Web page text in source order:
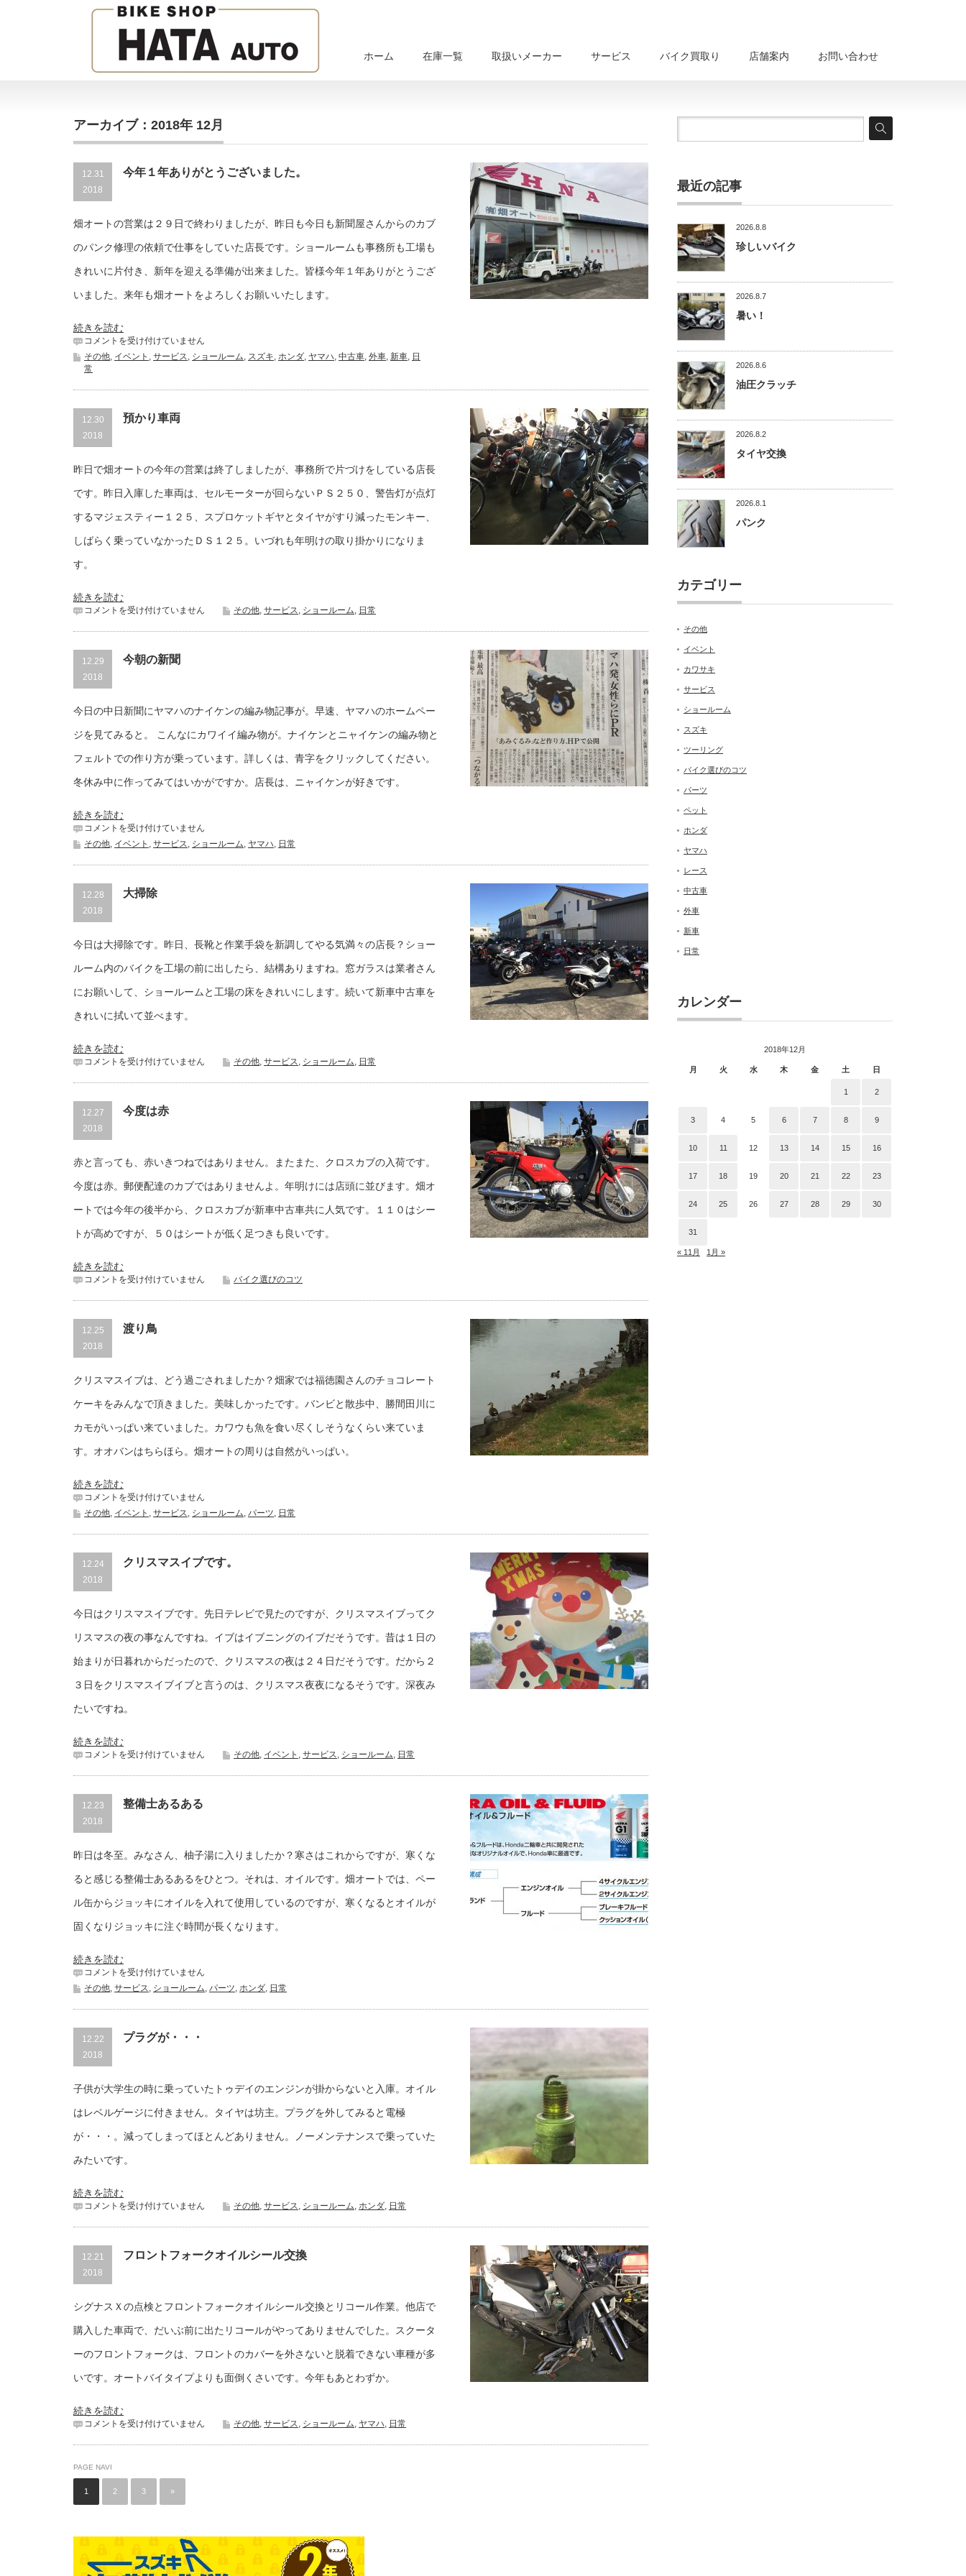
ホーム 在庫一覧 取扱いメーカー サービス バイク買取り 店舗案内 お問い合わせ
アーカイブ：2018年 12月
12.31
2018
今年１年ありがとうございました。
畑オートの営業は２９日で終わりましたが、昨日も今日も新聞屋さんからのカブ
のパンク修理の依頼で仕事をしていた店長です。ショールームも事務所も工場も
きれいに片付き、新年を迎える準備が出来ました。皆様今年１年ありがとうござ
いました。来年も畑オートをよろしくお願いいたします。
続きを読む
今
年
１
あ
と
う
ご
い
ま
し
た。
は
コメントを受け付けていません
その他, イベント , サービス, ショールーム, スズキ, ホンダ, ヤマハ, 中古車, 外車, 新車, 日
常
12.30
2018
預かり車両
昨日で畑オートの今年の営業は終了しましたが、事務所で片づけをしている店長
です。昨日入庫した車両は、セルモーターが回らないＰＳ２５０、警告灯が点灯
するマジェスティー１２５、スプロケットギヤとタイヤがすり減ったモンキー、
しばらく乗っていなかったＤＳ１２５。いづれも年明けの取り掛かりになりま
す。
続きを読む
預
り
両
コメントを受け付けていません その他, サービス, ショールーム, 日常
12.29
2018
今朝の新聞
今日の中日新聞にヤマハのナイケンの編み物記事が。早速、ヤマハのホームペー
ジを見てみると。 こんなにカワイイ編み物が。ナイケンとニャイケンの編み物と
フェルトでの作り方が乗っています。詳しくは、青字をクリックしてください。
冬休み中に作ってみてはいかがですか。店長は、ニャイケンが好きです。
続きを読む
今
朝
新
コメントを受け付けていません
その他, イベント , サービス, ショールーム, ヤマハ, 日常
12.28
2018
大掃除
今日は大掃除です。昨日、長靴と作業手袋を新調してやる気満々の店長？ショー
ルーム内のバイクを工場の前に出したら、結構ありますね。窓ガラスは業者さん
にお願いして、ショールームと工場の床をきれいにします。続いて新車中古車を
きれいに拭いて並べます。
続きを読む
大
除
コメントを受け付けていません その他, サービス, ショールーム, 日常
12.27
2018
今度は赤
赤と言っても、赤いきつねではありません。またまた、クロスカブの入荷です。
今度は赤。郵便配達のカブではありませんよ。年明けには店頭に並びます。畑オ
ートでは今年の後半から、クロスカブが新車中古車共に人気です。１１０はシー
トが高めですが、５０はシートが低く足つきも良いです。
続きを読む
今
は
は
コメントを受け付けていません バイク選びのコツ
12.25
2018
渡り鳥
クリスマスイブは、どう過ごされましたか？畑家では福徳園さんのチョコレート
ケーキをみんなで頂きました。美味しかったです。バンビと散歩中、勝間田川に
カモがいっぱい来ていました。カワウも魚を食い尽くしそうなくらい来ていま
す。オオバンはちらほら。畑オートの周りは自然がいっぱい。
続きを読む
渡
り
は
コメントを受け付けていません
その他, イベント , サービス, ショールーム, パーツ, 日常
12.24
2018
クリスマスイブです。
今日はクリスマスイブです。先日テレビで見たのですが、クリスマスイブってク
リスマスの夜の事なんですね。イブはイブニングのイブだそうです。昔は１日の
始まりが日暮れからだったので、クリスマスの夜は２４日だそうです。だから２
３日をクリスマスイブイブと言うのは、クリスマス夜夜になるそうです。深夜み
たいですね。
続きを読む
ク
ス
ス
ブ
す。
コメントを受け付けていません その他, イベント , サービス, ショールーム, 日常
12.23
2018
整備士あるある
昨日は冬至。みなさん、柚子湯に入りましたか？寒さはこれからですが、寒くな
ると感じる整備士あるあるをひとつ。それは、オイルです。畑オートでは、ペー
ル缶からジョッキにオイルを入れて使用しているのですが、寒くなるとオイルが
固くなりジョッキに注ぐ時間が長くなります。
続きを読む
整
備
あ
る
は
コメントを受け付けていません
その他, サービス, ショールーム, パーツ, ホンダ, 日常
12.22
2018
プラグが・・・
子供が大学生の時に乗っていたトゥデイのエンジンが掛からないと入庫。オイル
はレベルゲージに付きません。タイヤは坊主。プラグを外してみると電極
が・・・。減ってしまってほとんどありません。ノーメンテナンスで乗っていた
みたいです。
続きを読む
プ
グ
は
コメントを受け付けていません その他, サービス, ショールーム, ホンダ, 日常
12.21
2018
フロントフォークオイルシール交換
シグナスＸの点検とフロントフォークオイルシール交換とリコール作業。他店で
購入した車両で、だいぶ前に出たリコールがやってありませんでした。スクータ
ーのフロントフォークは、フロントのカバーを外さないと脱着できない車種が多
いです。オートバイタイプよりも面倒くさいです。今年もあとわずか。
続きを読む
フ
ン
フ
ー
ー
コメントを受け付けていません その他, サービス, ショールーム, ヤマハ, 日常
PAGE NAVI
1 2 3 »
最近の記事
2026.8.8
珍しいバイク
2026.8.7
暑い！
2026.8.6
油圧クラッチ
2026.8.2
タイヤ交換
2026.8.1
パンク
カテゴリー
その他
イベント
カワサキ
サービス
ショールーム
スズキ
ツーリング
バイク選びのコツ
パーツ
ペット
ホンダ
ヤマハ
レース
中古車
外車
新車
日常
カレンダー
2018年12月
月 火 水 木 金 土 日
1 2
3 4 5 6 7 8 9
10 11 12 13 14 15 16
17 18 19 20 21 22 23
24 25 26 27 28 29 30
31
« 11月 1月 »